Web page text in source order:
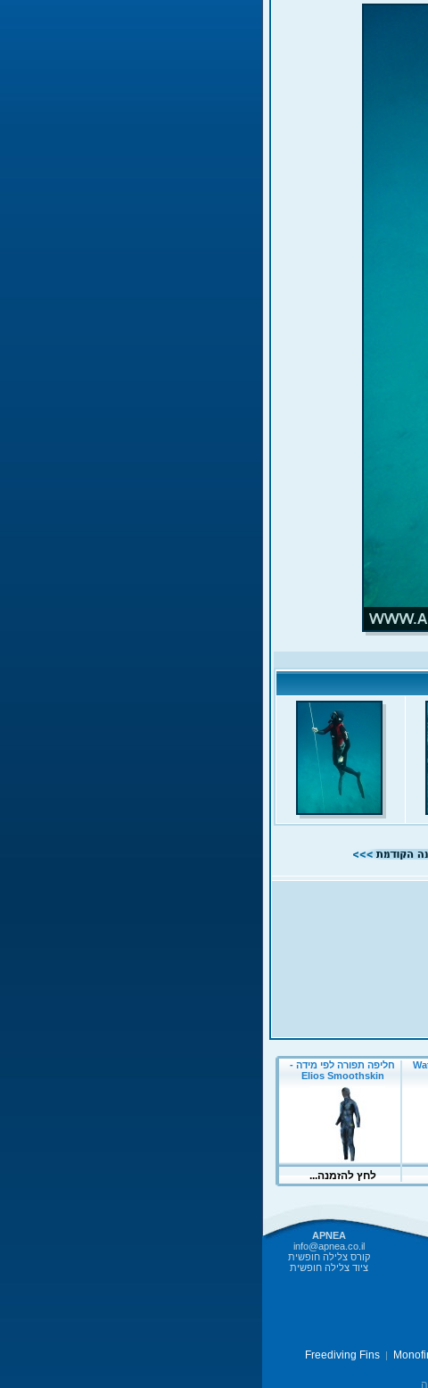
APNEA
info@apnea.co.il
קורס צלילה חופשית
ציוד צלילה חופשית
Freediving Fins|